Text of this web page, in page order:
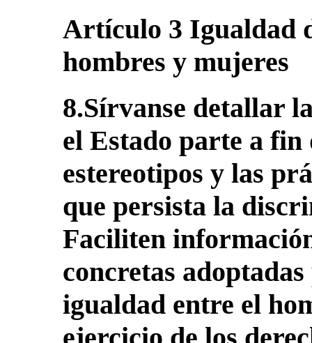
Artículo 3 Igualdad
hombres y mujeres
8.Sírvanse detallar
el Estado parte a
estereotipos y las
que persista la
Faciliten
concretas
igualdad entre el